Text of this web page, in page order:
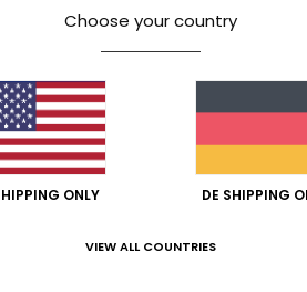
Choose your country
ONLY DE SHIPPING
VIEW ALL COUNTRIES